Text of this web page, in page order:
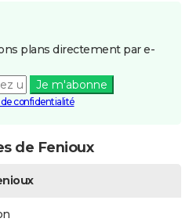
plans directement par e-
Je m'abonne
confidentialité
de Fenioux